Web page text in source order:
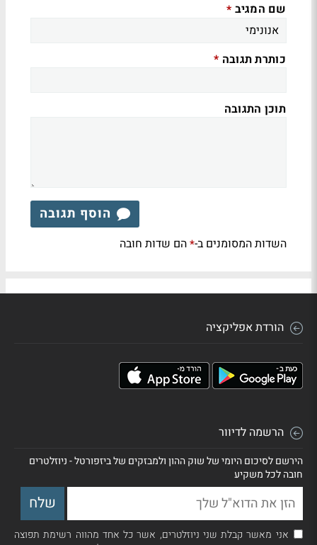
שם המגיב *
כותרת תגובה *
תוכן התגובה
הוסף תגובה
השדות המסומנים ב-*הם שדות חובה
הורדת אפליקציה
הרשמה לדיוור
הירשם לסיכום היומי של שוק ההון ולמבזקים של ביזפורטל - ניוזלטרים
חובה לכל משקיע
אני מאשר קבלת שני ניוזלטרים, אשר כל אחד מהווה רשימת תפוצה